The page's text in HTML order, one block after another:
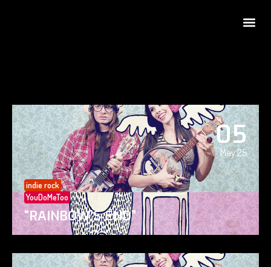
05
May 25
indie rock
YouDoMeToo
“RAINBOW’S END”